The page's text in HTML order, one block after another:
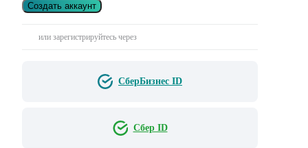
Создать аккаунт
или зарегистрируйтесь через
СберБизнес ID
Сбер ID